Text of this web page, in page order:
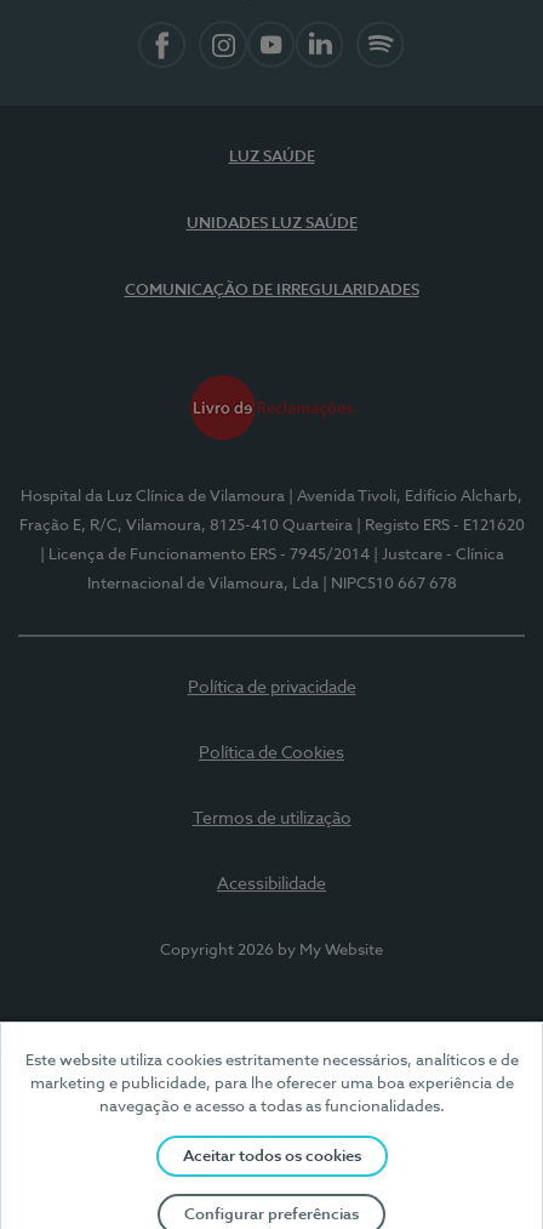
Este website utiliza cookies estritamente necessários, analíticos e de
marketing e publicidade, para lhe oferecer uma boa experiência de
navegação e acesso a todas as funcionalidades.
Aceitar todos os cookies
Configurar preferências
LUZ SAÚDE
UNIDADES LUZ SAÚDE
COMUNICAÇÃO DE IRREGULARIDADES
Hospital da Luz Clínica de Vilamoura
| Avenida Tivoli, Edifício Alcharb,
Fração E, R/C, Vilamoura, 8125-410 Quarteira
| Registo ERS - E121620
| Licença de Funcionamento ERS - 7945/2014
| Justcare - Clínica
Internacional de Vilamoura, Lda
| NIPC510 667 678
Política de privacidade
Política de Cookies
Termos de utilização
Acessibilidade
Copyright 2026 by My Website